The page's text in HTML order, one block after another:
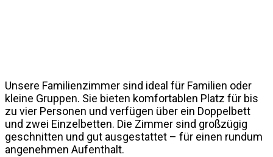
Unsere Familienzimmer sind ideal für Familien oder
kleine Gruppen. Sie bieten komfortablen Platz für bis
zu vier Personen und verfügen über ein Doppelbett
und zwei Einzelbetten. Die Zimmer sind großzügig
geschnitten und gut ausgestattet – für einen rundum
angenehmen Aufenthalt.